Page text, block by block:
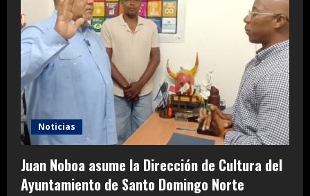
Noticias
Juan Noboa asume la Dirección de Cultura del
Ayuntamiento de Santo Domingo Norte